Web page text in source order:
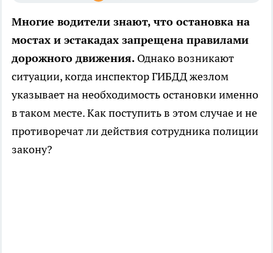
Многие водители знают, что остановка на
мостах и эстакадах запрещена правилами
дорожного движения. Однако возникают
ситуации, когда инспектор ГИБДД жезлом
указывает на необходимость остановки именно
в таком месте. Как поступить в этом случае и не
противоречат ли действия сотрудника полиции
закону?